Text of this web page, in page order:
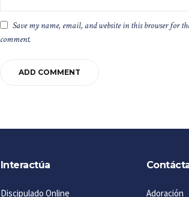
Save my name, email, and website in this browser for
comment.
Interactúa
Discipulado Online Adoración